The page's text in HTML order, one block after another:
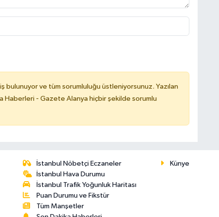
bulunuyor ve tüm sorumluluğu üstleniyorsunuz. Yazılan
Haberleri - Gazete Alanya hiçbir şekilde sorumlu
İstanbul Nöbetçi Eczaneler
İstanbul Hava Durumu
İstanbul Trafik Yoğunluk Haritası
Puan Durumu ve Fikstür
Tüm Manşetler
Künye